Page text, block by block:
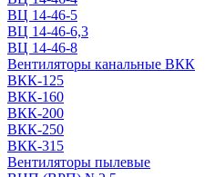
ВЦ 14-46-5
ВЦ 14-46-6,3
ВЦ 14-46-8
Вентиляторы канальные ВКК
ВКК-125
ВКК-160
ВКК-200
ВКК-250
ВКК-315
Вентиляторы пылевые